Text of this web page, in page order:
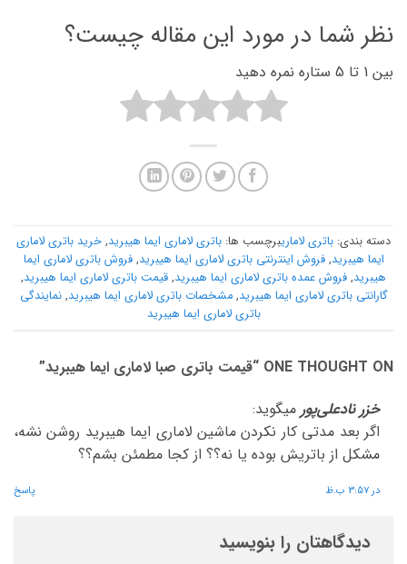
نظر شما در مورد این مقاله چیست؟
بین 1 تا 5 ستاره نمره دهید
دسته بندی: باتری لاماریبرچسب ها: باتری لاماری ایما هیبرید, خرید باتری لاماری
ایما هیبرید,فروش اینترنتی باتری لاماری ایما هیبرید,فروش باتری لاماری ایما
هیبرید, فروش عمده باتری لاماری ایما هیبرید, قیمت باتری لاماری ایما هیبرید,
گارانتی باتری لاماری ایما هیبرید,مشخصات باتری لاماری ایما هیبرید,نمایندگی
باتری لاماری ایما هیبرید
ONE THOUGHT ON “ قیمت باتری صبا لاماری ایما هیبرید”
خزر نادعلی‌پور میگوید:
اگر بعد مدتی کار نکردن ماشین لاماری ایما هیبرید روشن نشه،
مشکل از باتریش بوده یا نه؟؟ از کجا مطمئن بشم؟؟
در 3:57 ب.ظ پاسخ
دیدگاهتان را بنویسید